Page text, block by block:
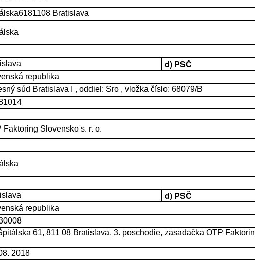
Bratislava
d) PSČ
republika
súd Bratislava I , oddiel: Sro , vložka číslo: 68079/B
Faktoring Slovensko s. r. o.
d) PSČ
republika
61, 811 08 Bratislava, 3. poschodie, zasadačka OTP
2018